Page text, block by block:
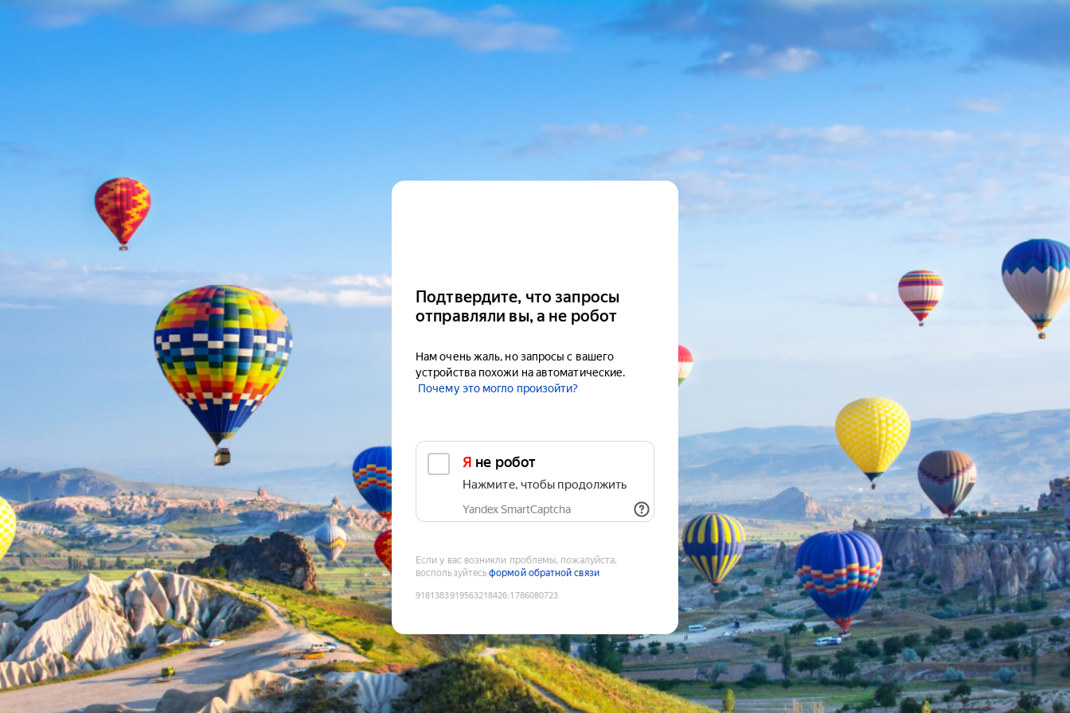
Подтвердите, что запросы
отправляли вы, а не робот
Нам очень жаль, но запросы с вашего
устройства похожи на автоматические.
Почему это могло произойти?
Я не робот
Нажмите, чтобы продолжить
Yandex SmartCaptcha
Если у вас возникли проблемы, пожалуйста,
воспользуйтесьформой обратной связи
9181383919563218426:1786080723